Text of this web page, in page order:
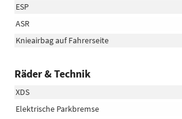
ESP
ASR
Knieairbag auf Fahrerseite
Räder & Technik
XDS
Elektrische Parkbremse